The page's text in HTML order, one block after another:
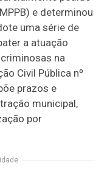
e determinou
uma série de
a atuação
na
Civil Pública nº
prazos e
municipal,
por